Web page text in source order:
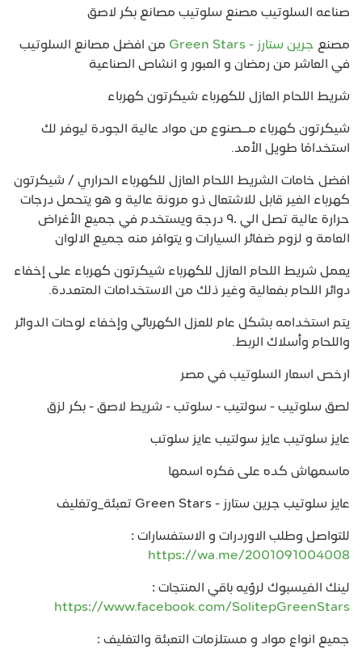
صناعه السلوتيب مصنع سلوتيب مصانع بكر لاصق
مصنع جرين ستارز - Green Stars
من افضل مصانع السلوتيب
في العاشر من رمضان و العبور و انشاص الصناعية
شريط اللحام العازل للكهرباء شيكرتون كهرباء
شيكرتون كهرباء مــصنوع من مواد عالية الجودة ليوفر لك
استخدامًا طويل الأمد.
افضل خامات الشريط اللحام العازل للكهرباء الحراري / شيكرتون
كهرباء الغير قابل للاشتعال ذو مرونة عالية و هو يتحمل درجات
حرارة عالية تصل الي ٩٠ درجة ويستخدم في جميع الأغراض
العامة و لزوم ضفائر السيارات و يتوافر منه جميع الالوان
يعمل شريط اللحام العازل للكهرباء شيكرتون كهرباء على إخفاء
دوائر اللحام بفعالية وغير ذلك من الاستخدامات المتعددة.
يتم استخدامه بشكل عام للعزل الكهربائي وإخفاء لوحات الدوائر
واللحام وأسلاك الربط.
ارخص اسعار السلوتيب في مصر
لصق سلوتيب - سولتيب - سلوتب - شريط لاصق - بكر لزق
عايز سلوتيب عايز سولتيب عايز سلوتب
ماسمهاش كده على فكره اسمها
عايز سلوتيب جرين ستارز - Green Stars تعبئة_وتغليف
للتواصل وطلب الاوردرات و الاستفسارات :
https://wa.me/2001091004008
لينك الفيسبوك لرؤيه باقي المنتجات :
https://www.facebook.com/SolitepGreenStars
جميع انواع مواد و مستلزمات التعبئة والتغليف :